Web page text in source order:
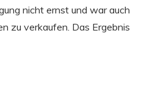
nicht ernst und war auch
zu verkaufen. Das Ergebnis